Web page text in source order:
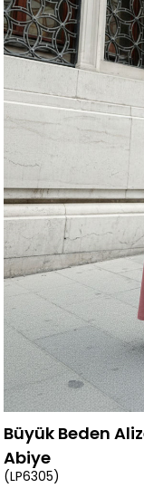
Büyük Beden
Abiye
(LP6305)